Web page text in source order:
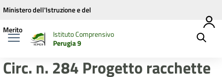
Vai ai contenuti
Vai al menu di navigazione
Vai al footer
Ministero dell'Istruzione e del
Merito
Istituto Comprensivo
Perugia 9
Circ. n. 284 Progetto racchette